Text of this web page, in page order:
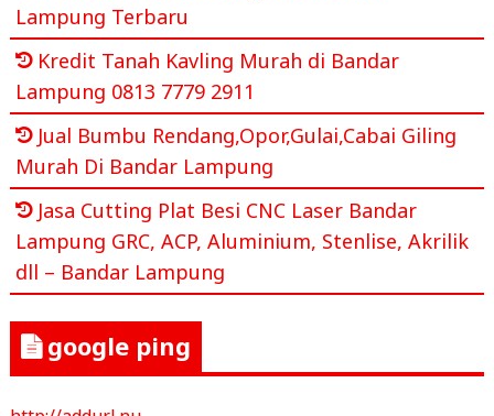
Lampung Terbaru
Kredit Tanah Kavling Murah di Bandar
Lampung 0813 7779 2911
Jual Bumbu Rendang,Opor,Gulai,Cabai Giling
Murah Di Bandar Lampung
Jasa Cutting Plat Besi CNC Laser Bandar
Lampung GRC, ACP, Aluminium, Stenlise, Akrilik
dll – Bandar Lampung
google ping